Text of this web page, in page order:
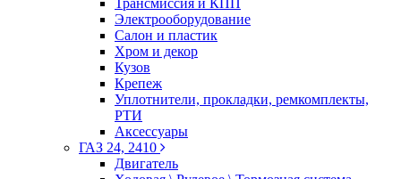
Трансмиссия и КПП
Электрооборудование
Салон и пластик
Хром и декор
Кузов
Крепеж
Уплотнители, прокладки, ремкомплекты,
РТИ
Аксессуары
ГАЗ 24, 2410
Двигатель